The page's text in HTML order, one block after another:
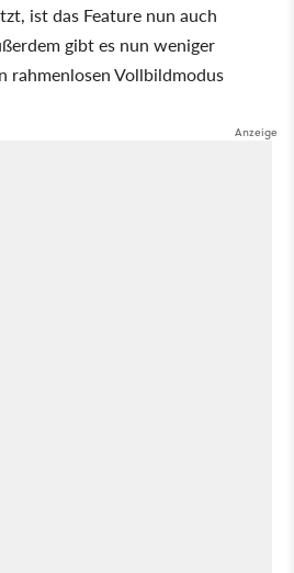
ist das Feature nun auch
gibt es nun weniger
rahmenlosen Vollbildmodus